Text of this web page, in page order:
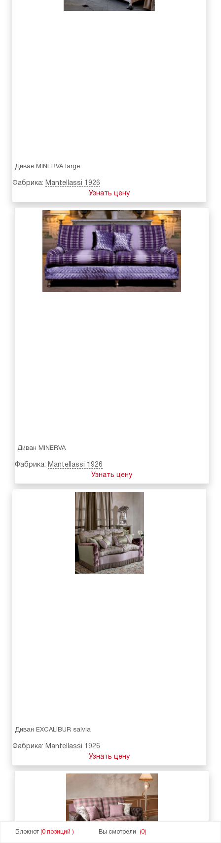
Диван MINERVA large
Фабрика: Mantellassi 1926
Узнать цену
Диван MINERVA
Фабрика: Mantellassi 1926
Узнать цену
Диван EXCALIBUR salvia
Фабрика: Mantellassi 1926
Узнать цену
Блокнот(0 позиций ) Вы смотрели (0)